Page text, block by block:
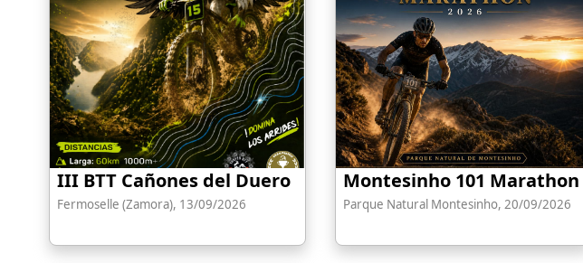
III BTT Cañones del Duero
Fermoselle (Zamora), 13/09/2026
Montesinho 101 Marathon
Parque Natural Montesinho, 20/09/2026